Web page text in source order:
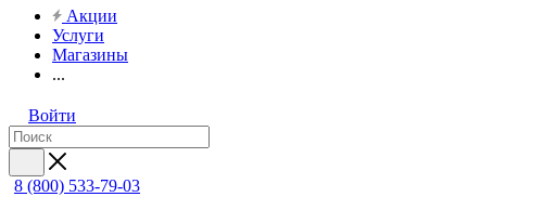
Акции
Услуги
Магазины
...
Войти
8 (800) 533-79-03